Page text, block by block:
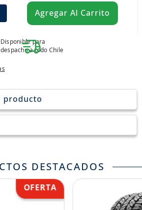
Agregar Al Carrito
Disponible para
despacho a todo Chile
producto
DESTACADOS